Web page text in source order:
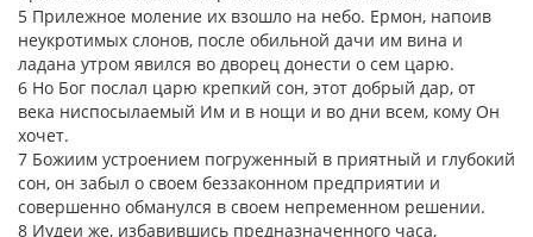
5 Прилежное моление их взошло на небо. Ермон, напоив
неукротимых слонов, после обильной дачи им вина и
ладана утром явился во дворец донести о сем царю.
6 Но Бог послал царю крепкий сон, этот добрый дар, от
века ниспосылаемый Им и в нощи и во дни всем, кому Он
хочет.
7 Божиим устроением погруженный в приятный и глубокий
сон, он забыл о своем беззаконном предприятии и
совершенно обманулся в своем непременном решении.
8 Иудеи же, избавившись предназначенного часа,